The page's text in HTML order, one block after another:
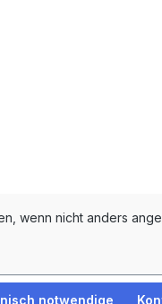
wenn nicht anders
notwendige